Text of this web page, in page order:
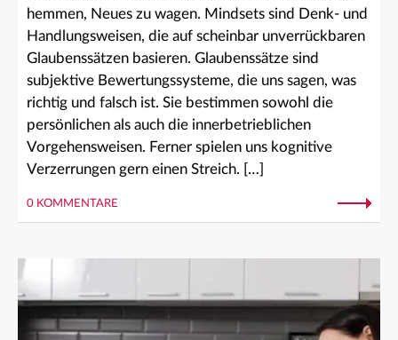
hemmen, Neues zu wagen. Mindsets sind Denk- und
Handlungsweisen, die auf scheinbar unverrückbaren
Glaubenssätzen basieren. Glaubenssätze sind
subjektive Bewertungssysteme, die uns sagen, was
richtig und falsch ist. Sie bestimmen sowohl die
persönlichen als auch die innerbetrieblichen
Vorgehensweisen. Ferner spielen uns kognitive
Verzerrungen gern einen Streich. […]
0 KOMMENTARE